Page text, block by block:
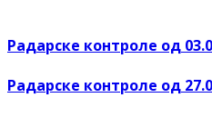
Радарске контроле од
Радарске контроле од